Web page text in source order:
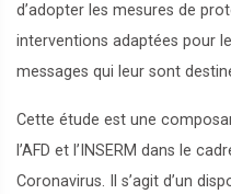
d’adopter les mesures de
interventions adaptées pour
messages qui leur sont
Cette étude est une
l’AFD et l’INSERM dans le
Coronavirus. Il s’agit d’un